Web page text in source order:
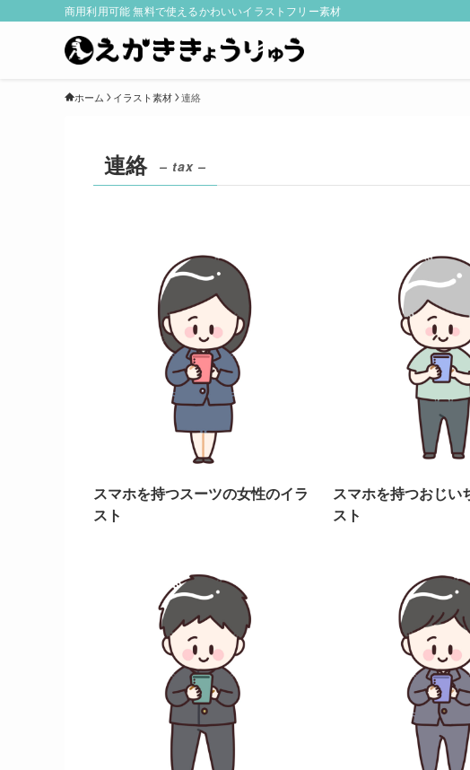
商用利用可能 無料で使えるかわいいイラストフリー素材
ホーム イラスト素材 連絡
連絡 – tax –
スマホを持つスーツの女性のイラ
スト
スマホを持つおじい
スト